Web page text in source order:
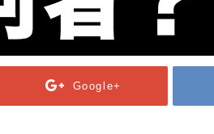
Google+